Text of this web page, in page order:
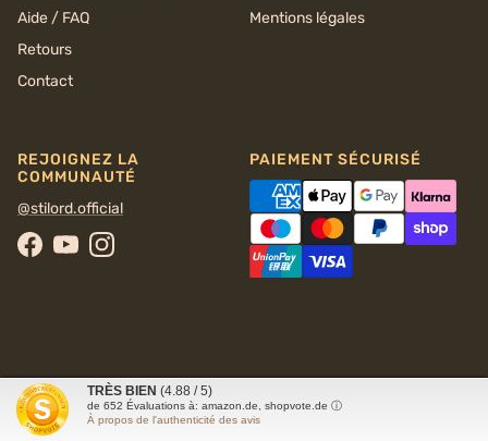
Aide / FAQ
Retours
Contact
Mentions légales
REJOIGNEZ LA
COMMUNAUTÉ
@stilord.official
Facebook
YouTubeInstagram
PAIEMENT SÉCURISÉ
© 2026STILORD
TRÈS BIEN (4.88 / 5)
de 652 Évaluations à: amazon.de, shopvote.de ⓘ
À propos de l'authenticité des avis